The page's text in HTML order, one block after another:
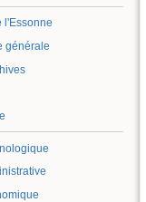
l'Essonne
générale